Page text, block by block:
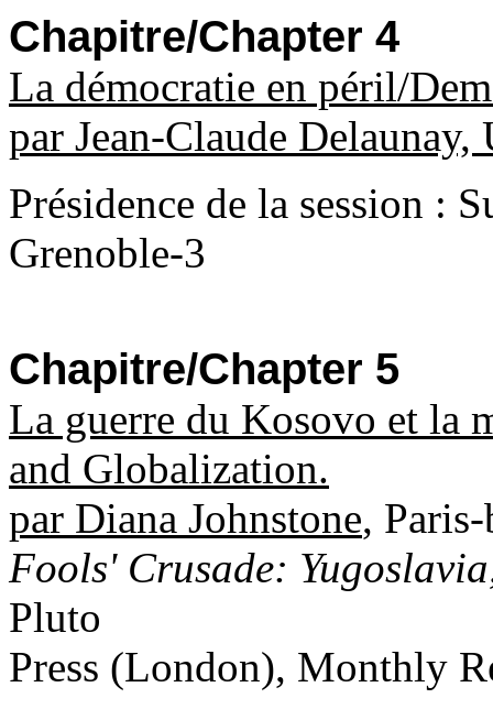
Chapitre/Chapter 4
La démocratie en péril/
par Jean-Claude
Présidence de la session :
Grenoble-3
Chapitre/Chapter 5
La guerre du Kosovo et la
and Globalization.
par Diana Johnstone,
Fools' Crusade: Yugoslavia
Pluto
Press (London), Monthly